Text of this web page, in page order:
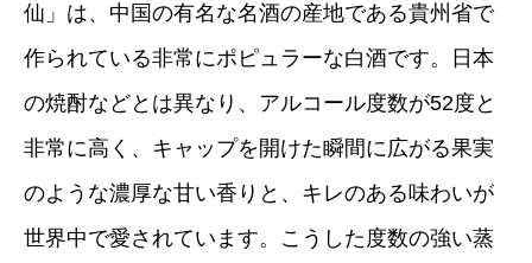
仙」は、中国の有名な名酒の産地である貴州省で
作られている非常にポピュラーな白酒です。日本
の焼酎などとは異なり、アルコール度数が52度と
非常に高く、キャップを開けた瞬間に広がる果実
のような濃厚な甘い香りと、キレのある味わいが
世界中で愛されています。こうした度数の強い蒸